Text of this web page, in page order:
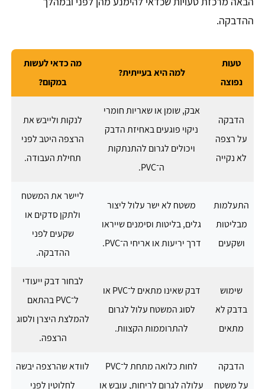
ההדבקה.
טעות
נפוצה
למה היא בעייתית?
מה כדאי לעשות
במקום?
הדבקה
על רצפה
לא נקייה
אבק, שומן או שאריות חומרי
ניקוי פוגעים באחיזת הדבק
ויכולים לגרום להתנתקות
ה־PVC.
לנקות ולייבש את
הרצפה היטב לפני
תחילת העבודה.
התעלמות
מבליטות
ושקעים
משטח לא ישר עלול ליצור
גלים, בליטות וסימנים שייראו
דרך יריעות או אריחי ה־PVC.
ליישר את המשטח
ולתקן סדקים או
שקעים לפני
ההדבקה.
שימוש
בדבק לא
מתאים
דבק שאינו מתאים ל־PVC או
לסוג המשטח עלול לגרום
להתרוממות הקצוות.
לבחור דבק ייעודי
ל־PVC בהתאם
להמלצת היצרן ולסוג
הרצפה.
הדבקה
על משטח
לחות כלואה מתחת ל־PVC
עלולה לגרום לריחות, עובש או
לוודא שהרצפה יבשה
לחלוטין לפני